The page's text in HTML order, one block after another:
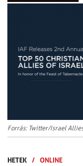
Forrás: Twitter/Israel
HETEK / ONLINE